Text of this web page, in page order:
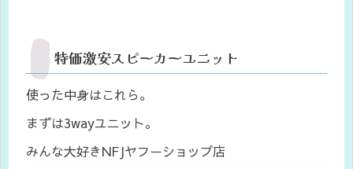
特価激安スピーカーユニット
使った中身はこれら。
まずは3wayユニット。
みんな大好きNFJヤフーショップ店